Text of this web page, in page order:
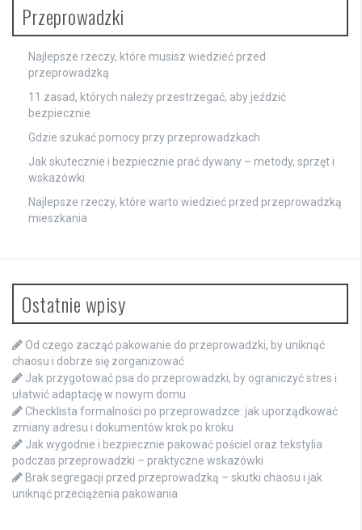
Przeprowadzki
Najlepsze rzeczy, które musisz wiedzieć przed
przeprowadzką
11 zasad, których należy przestrzegać, aby jeździć
bezpiecznie
Gdzie szukać pomocy przy przeprowadzkach
Jak skutecznie i bezpiecznie prać dywany – metody, sprzęt i
wskazówki
Najlepsze rzeczy, które warto wiedzieć przed przeprowadzką
mieszkania
Ostatnie wpisy
Od czego zacząć pakowanie do przeprowadzki, by uniknąć
chaosu i dobrze się zorganizować
Jak przygotować psa do przeprowadzki, by ograniczyć stres i
ułatwić adaptację w nowym domu
Checklista formalności po przeprowadzce: jak uporządkować
zmiany adresu i dokumentów krok po kroku
Jak wygodnie i bezpiecznie pakować pościel oraz tekstylia
podczas przeprowadzki – praktyczne wskazówki
Brak segregacji przed przeprowadzką – skutki chaosu i jak
uniknąć przeciążenia pakowania